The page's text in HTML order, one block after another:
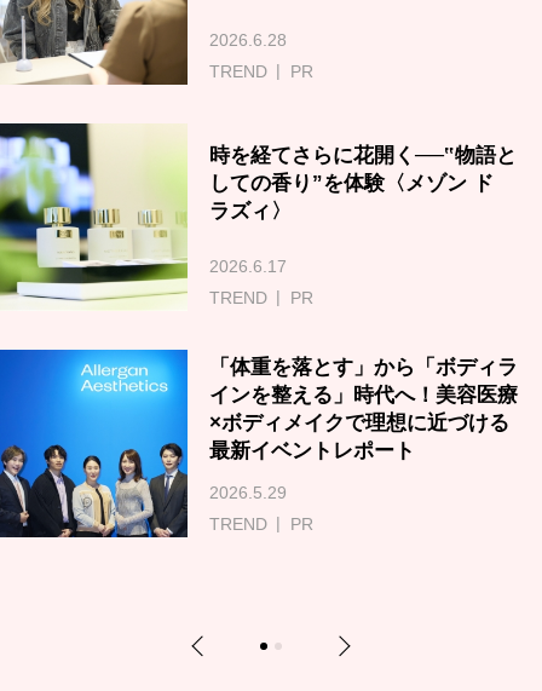
2026.6.28
TREND
PR
時を経てさらに花開く──‟物語と
しての香り”を体験〈メゾン ド
ラズィ〉
2026.6.17
TREND
PR
「体重を落とす」から「ボディラ
インを整える」時代へ！美容医療
×ボディメイクで理想に近づける
最新イベントレポート
2026.5.29
TREND
PR
Previous 1 2 Next